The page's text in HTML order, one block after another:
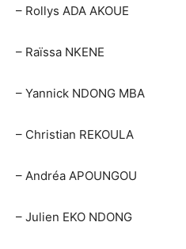
– Rollys ADA AKOUE
– Raïssa NKENE
– Yannick NDONG MBA
– Christian REKOULA
– Andréa APOUNGOU
– Julien EKO NDONG